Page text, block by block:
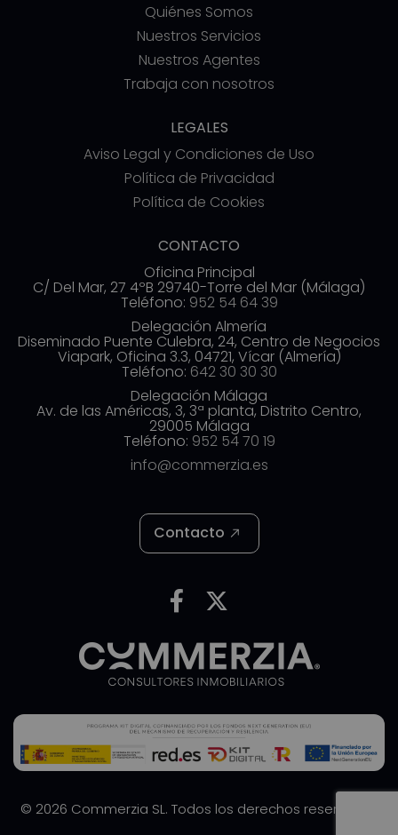
Quiénes Somos
Nuestros Servicios
Nuestros Agentes
Trabaja con nosotros
LEGALES
Aviso Legal y Condiciones de Uso
Política de Privacidad
Política de Cookies
CONTACTO
Oficina Principal
C/ Del Mar, 27 4ºB 29740-Torre del Mar (Málaga)
Teléfono: 952 54 64 39
Delegación Almería
Diseminado Puente Culebra, 24, Centro de Negocios
Viapark, Oficina 3.3, 04721, Vícar (Almería)
Teléfono: 642 30 30 30
Delegación Málaga
Av. de las Américas, 3, 3ª planta, Distrito Centro,
29005 Málaga
Teléfono: 952 54 70 19
info@commerzia.es
Contacto
© 2026 Commerzia SL. Todos los derechos reservados